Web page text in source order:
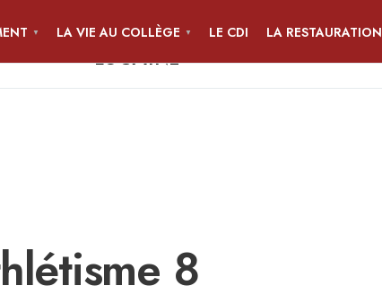
JEAN-PIERRE CALLOC'H
LOCMINÉ
LA VIE AU COLLÈGE LE CDI LA RESTAURATION
8